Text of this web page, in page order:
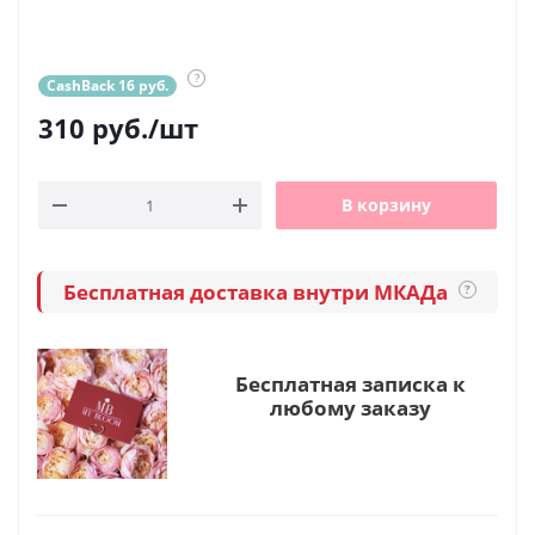
CashBack 16 руб. ?
310 руб./шт
В корзину
Бесплатная доставка внутри МКАДа ?
Бесплатная записка к
любому заказу